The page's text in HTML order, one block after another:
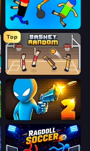
Mini-Caps: Bombs
Top
Basket Random
Drunken Duel 2